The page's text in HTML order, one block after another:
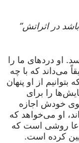
در اثراتش”
او دردهای ما را
می‌داند که با چه
از او پنهان
را برای
خودش اجازه
او می‌خواهد که
دعا روشی است که
کرده است.